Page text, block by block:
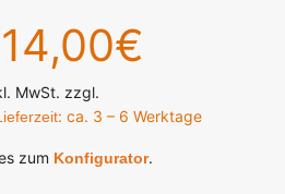
MwSt. zzgl.
: ca. 3 – 6 Werktage
zum Konfigurator.